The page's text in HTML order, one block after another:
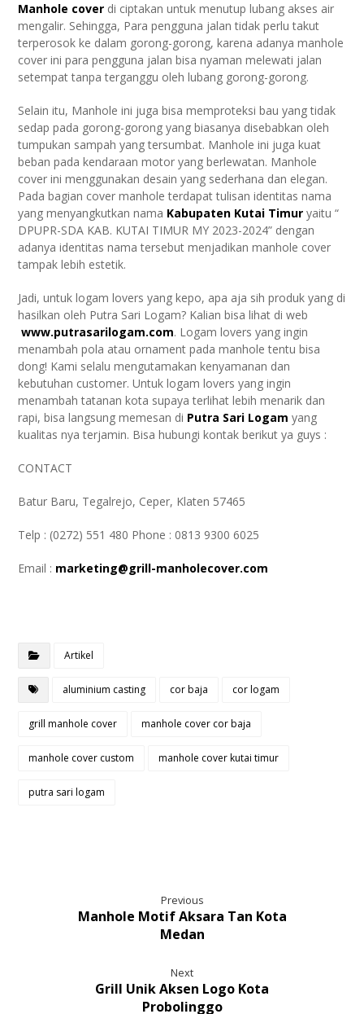
Manhole cover di ciptakan untuk menutup lubang akses air
mengalir. Sehingga, Para pengguna jalan tidak perlu takut
terperosok ke dalam gorong-gorong, karena adanya manhole
cover ini para pengguna jalan bisa nyaman melewati jalan
setempat tanpa terganggu oleh lubang gorong-gorong.
Selain itu, Manhole ini juga bisa memproteksi bau yang tidak
sedap pada gorong-gorong yang biasanya disebabkan oleh
tumpukan sampah yang tersumbat. Manhole ini juga kuat
beban pada kendaraan motor yang berlewatan. Manhole
cover ini menggunakan desain yang sederhana dan elegan.
Pada bagian cover manhole terdapat tulisan identitas nama
yang menyangkutkan nama Kabupaten Kutai Timur yaitu “
DPUPR-SDA KAB. KUTAI TIMUR MY 2023-2024” dengan
adanya identitas nama tersebut menjadikan manhole cover
tampak lebih estetik.
Jadi, untuk logam lovers yang kepo, apa aja sih produk yang di
hasilkan oleh Putra Sari Logam? Kalian bisa lihat di web
www.putrasarilogam.com. Logam lovers yang ingin
menambah pola atau ornament pada manhole tentu bisa
dong! Kami selalu mengutamakan kenyamanan dan
kebutuhan customer. Untuk logam lovers yang ingin
menambah tatanan kota supaya terlihat lebih menarik dan
rapi, bisa langsung memesan di Putra Sari Logam yang
kualitas nya terjamin. Bisa hubungi kontak berikut ya guys :
CONTACT
Batur Baru, Tegalrejo, Ceper, Klaten 57465
Telp : (0272) 551 480 Phone : 0813 9300 6025
Email : marketing@grill-manholecover.com
Artikel
aluminium casting cor baja cor logam
grill manhole cover manhole cover cor baja
manhole cover custom manhole cover kutai timur
putra sari logam
Previous
Manhole Motif Aksara Tan Kota
Medan
Next
Grill Unik Aksen Logo Kota
Probolinggo